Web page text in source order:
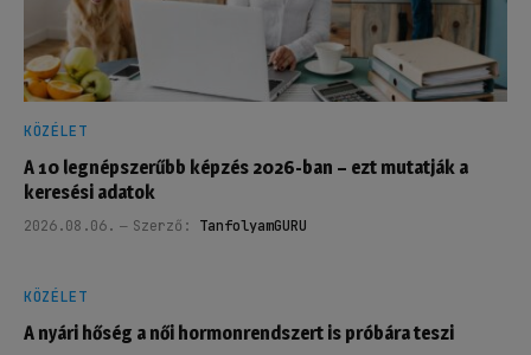
KÖZÉLET
A 10 legnépszerűbb képzés 2026-ban – ezt mutatják a
keresési adatok
2026.08.06. Szerző: TanfolyamGURU
KÖZÉLET
A nyári hőség a női hormonrendszert is próbára teszi